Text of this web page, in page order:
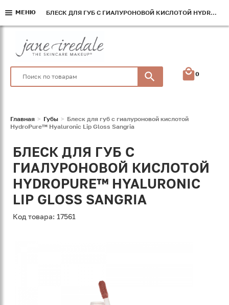
0
Главная Губы
Блеск для губ с гиалуроновой кислотой
HydroPure™ Hyaluronic Lip Gloss Sangria
БЛЕСК ДЛЯ ГУБ С
ГИАЛУРОНОВОЙ КИСЛОТОЙ
HYDROPURE™ HYALURONIC
LIP GLOSS SANGRIA
Код товара: 17561
МЕНЮ БЛЕСК ДЛЯ ГУБ С ГИАЛУРОНОВОЙ КИСЛОТОЙ HYDROPURE™ HYALURONIC LIP GLOSS SANGRIA
МЕНЮ БЛЕСК ДЛЯ ГУБ С ГИАЛУРОНОВОЙ КИСЛОТОЙ HYDROPURE™ HYALURONIC LIP GLOSS SANGRIA
МЕНЮ БЛЕСК ДЛЯ ГУБ С ГИАЛУРОНОВОЙ КИСЛОТОЙ HYDROPURE™ HYALURONIC LIP GLOSS SANGRIA